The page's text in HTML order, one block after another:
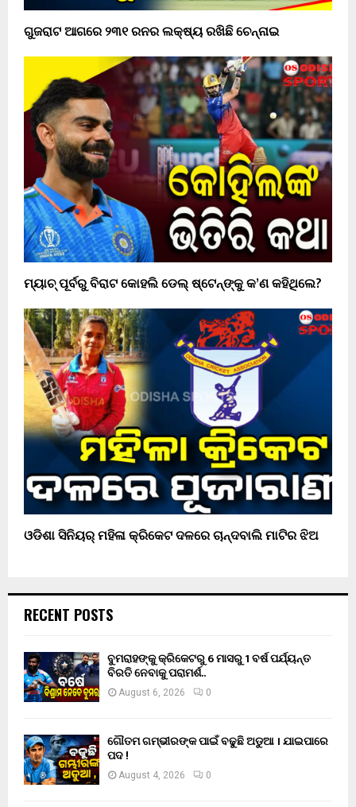
ଗୁଜରାଟ ଆଗରେ ୨୩୧ ରନର ଲକ୍ଷ୍ୟ ରଖିଛି ଚେନ୍ନାଇ
ମ୍ୟାଚ୍ ପୂର୍ବରୁ ବିରାଟ କୋହଲି ଡେଲ୍ ଷ୍ଟେନ୍‌ଙ୍କୁ କ’ଣ କହିଥିଲେ?
ଓଡିଶା ସିନିୟର୍ ମହିଳା କ୍ରିକେଟ ଦଳରେ ଚାନ୍ଦବାଲି ମାଟିର ଝିଅ
RECENT POSTS
ବୁମରାହଙ୍କୁ କ୍ରିକେଟରୁ 6 ମାସରୁ 1 ବର୍ଷ ପର୍ଯ୍ୟନ୍ତ
ବିରତି ନେବାକୁ ପରାମର୍ଶ..
August 6, 2026 0
ଗୌତମ ଗମ୍ଭୀରଙ୍କ ପାଇଁ ବଢୁଛି ଅଡୁଆ । ଯାଇପାରେ
ପଦ !
August 4, 2026 0